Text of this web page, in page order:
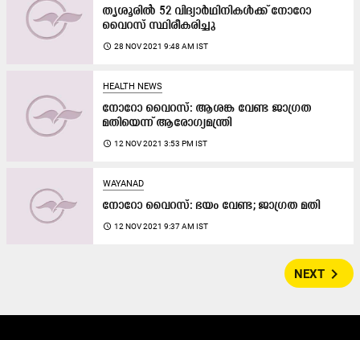
തൃശൂരിൽ 52 വിദ്യാർഥിനികൾക്ക് നോറോ
വൈറസ് സ്ഥിരീകരിച്ചു
access_time 28 NOV 2021 9:48 AM IST
HEALTH NEWS
നോറോ വൈറസ്: ആശങ്ക വേണ്ട ജാഗ്രത
മതിയെന്ന്​ ആരോഗ്യമന്ത്രി
access_time 12 NOV 2021 3:53 PM IST
WAYANAD
നോറോ വൈറസ്: ഭയം വേണ്ട; ജാഗ്രത മതി
access_time 12 NOV 2021 9:37 AM IST
NEXT navigate_next